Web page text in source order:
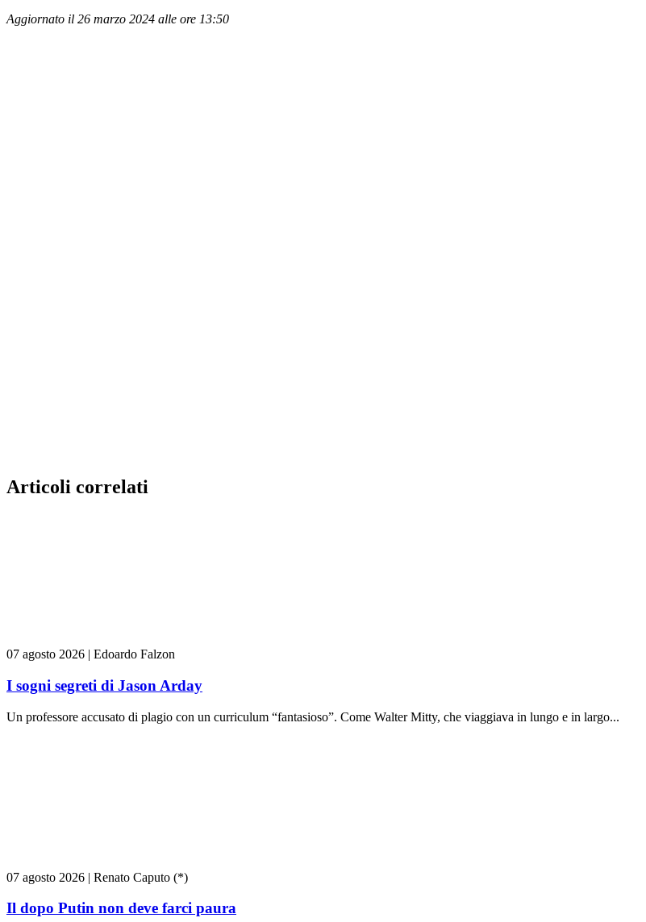
Aggiornato il 26 marzo 2024 alle ore 13:50
Articoli correlati
07 agosto 2026 | Edoardo Falzon
I sogni segreti di Jason Arday
Un professore accusato di plagio con un curriculum “fantasioso”. Come Walter Mitty, che viaggiava in lungo e in largo...
07 agosto 2026 | Renato Caputo (*)
Il dopo Putin non deve farci paura